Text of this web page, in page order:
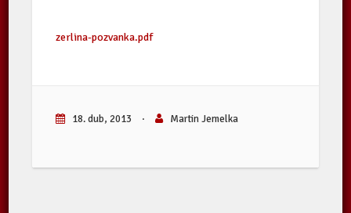
zerlina-pozvanka.pdf
18. dub, 2013 · Martin Jemelka